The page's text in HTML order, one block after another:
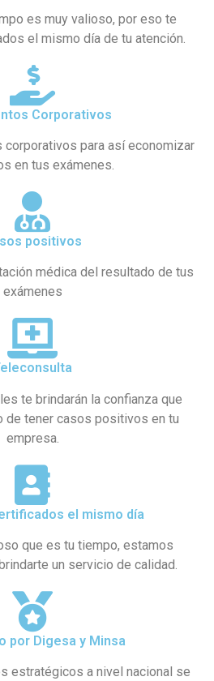
es muy valioso, por eso te
el mismo día de tu atención.
Corporativos
corporativos para así economizar
en tus exámenes.
positivos
médica del resultado de tus
exámenes
te brindarán la confianza que
de tener casos positivos en tu
empresa.
el mismo día
que es tu tiempo, estamos
un servicio de calidad.
por Digesa y Minsa​
estratégicos a nivel nacional se